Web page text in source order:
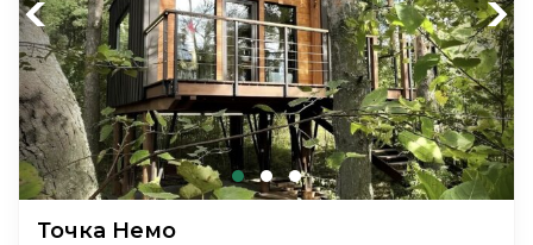
Previous Next
Точка Немо